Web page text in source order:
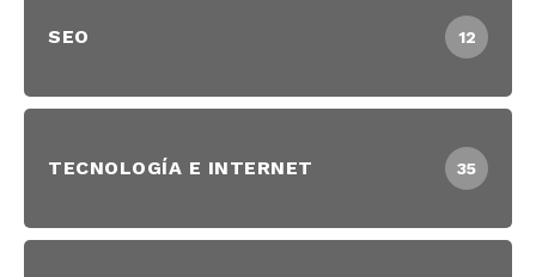
SEO 12
TECNOLOGÍA E INTERNET 35